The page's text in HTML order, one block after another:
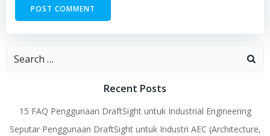
Search
Recent Posts
15 FAQ Penggunaan DraftSight untuk Industrial Engineering
Seputar Penggunaan DraftSight untuk Industri AEC (Architecture,